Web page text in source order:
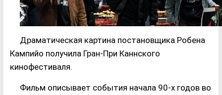
Драматическая картина постановщика Робена
Кампийо получила Гран-При Каннского
кинофестиваля.
Фильм описывает события начала 90-х годов во